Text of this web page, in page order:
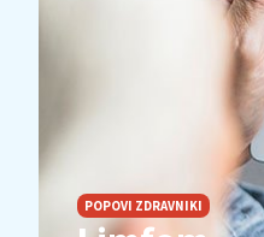
POPOVI ZDRAVNIKI